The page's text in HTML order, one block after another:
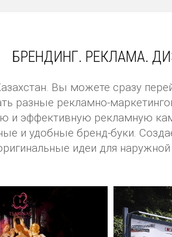
БРЕНДИНГ. РЕКЛАМА.
Вы можете сразу
разные рекламно-
и эффективную рекламную
и удобные бренд-буки.
идеи для